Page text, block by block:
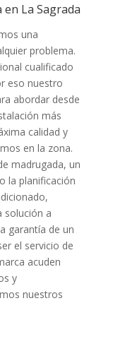
La Sagrada
una
problema.
cualificado
eso nuestro
abordar desde
más
calidad y
en la zona.
madrugada, un
la planificación
solución a
garantía de un
el servicio de
acuden
y
nuestros